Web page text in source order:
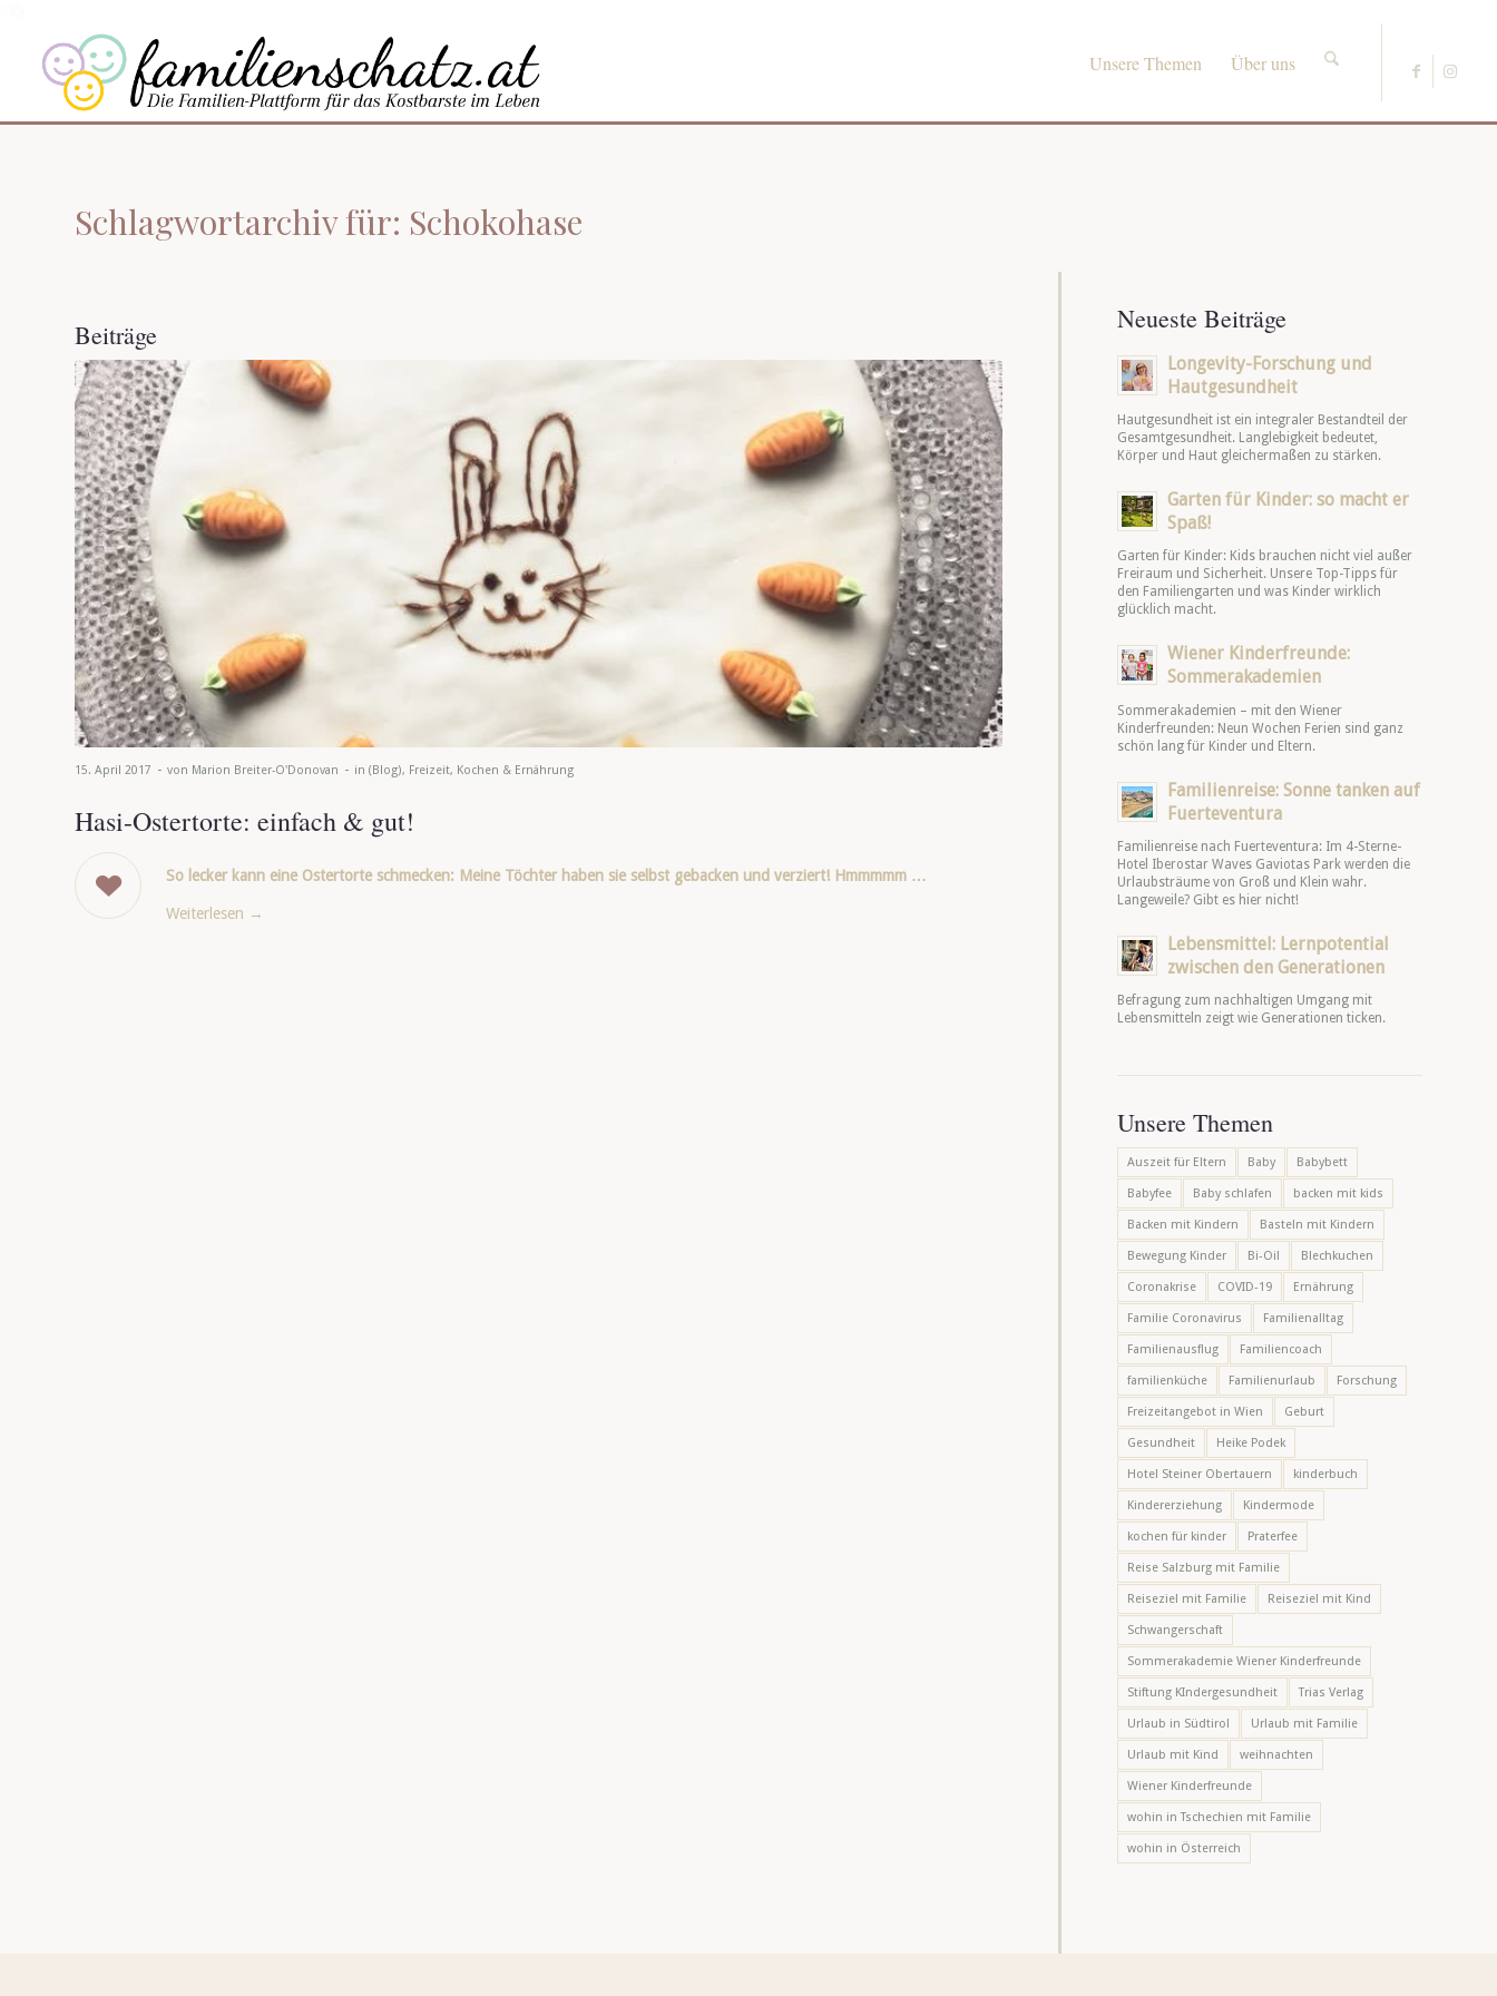
Unsere Themen Über uns
Schlagwortarchiv für: Schokohase
Beiträge
15. April 2017 - von Marion Breiter-O'Donovan - in (Blog), Freizeit, Kochen & Ernährung
Hasi-Ostertorte: einfach & gut!
So lecker kann eine Ostertorte schmecken: Meine Töchter haben sie selbst gebacken und verziert! Hmmmmm …
Weiterlesen →
Neueste Beiträge
Longevity-Forschung und
Hautgesundheit
Hautgesundheit ist ein integraler Bestandteil der
Gesamtgesundheit. Langlebigkeit bedeutet,
Körper und Haut gleichermaßen zu stärken.
Garten für Kinder: so macht er
Spaß!
Garten für Kinder: Kids brauchen nicht viel außer
Freiraum und Sicherheit. Unsere Top-Tipps für
den Familiengarten und was Kinder wirklich
glücklich macht.
Wiener Kinderfreunde:
Sommerakademien
Sommerakademien – mit den Wiener
Kinderfreunden: Neun Wochen Ferien sind ganz
schön lang für Kinder und Eltern.
Familienreise: Sonne tanken auf
Fuerteventura
Familienreise nach Fuerteventura: Im 4-Sterne-
Hotel Iberostar Waves Gaviotas Park werden die
Urlaubsträume von Groß und Klein wahr.
Langeweile? Gibt es hier nicht!
Lebensmittel: Lernpotential
zwischen den Generationen
Befragung zum nachhaltigen Umgang mit
Lebensmitteln zeigt wie Generationen ticken.
Unsere Themen
Auszeit für Eltern Baby Babybett
Babyfee Baby schlafen backen mit kids
Backen mit Kindern Basteln mit Kindern
Bewegung Kinder Bi-Oil Blechkuchen
Coronakrise COVID-19 Ernährung
Familie Coronavirus Familienalltag
Familienausflug Familiencoach
familienküche Familienurlaub Forschung
Freizeitangebot in Wien Geburt
Gesundheit Heike Podek
Hotel Steiner Obertauern kinderbuch
Kindererziehung Kindermode
kochen für kinder Praterfee
Reise Salzburg mit Familie
Reiseziel mit Familie Reiseziel mit Kind
Schwangerschaft
Sommerakademie Wiener Kinderfreunde
Stiftung KIndergesundheit Trias Verlag
Urlaub in Südtirol Urlaub mit Familie
Urlaub mit Kind weihnachten
Wiener Kinderfreunde
wohin in Tschechien mit Familie
wohin in Österreich